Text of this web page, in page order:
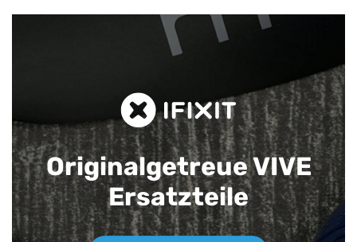
Originalgetreue VIVE
Ersatzteile